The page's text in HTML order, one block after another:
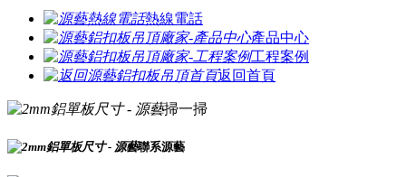
熱線電話
產品中心
工程案例
返回首頁
掃一掃
聯系源藝